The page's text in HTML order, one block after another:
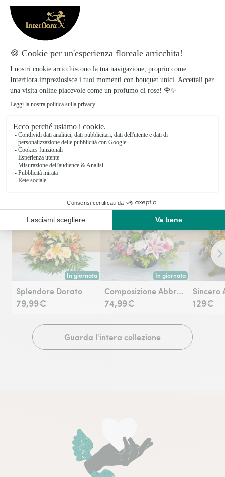
all'orario indicato.
Confezionamento
I prodotti Interflora vengono realizzati e
freschezza dei fiori. Inoltre, è possibile
aggiungere alle composizioni il nastro funebre e
Ti potrebbe interessare
Altre idee regalo per una persona speciale
In giornata
Consegna disponibile oggi o in data a tua scelta.
Splendore Dorato
79,99€
In giornata
Consegna disponibile
Composizione Abbraccio fiorito
74,99€
Sincero
129€
Guarda l'intera collezione